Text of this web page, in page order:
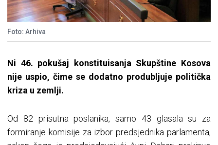
Foto: Arhiva
Ni 46. pokušaj konstituisanja Skupštine Kosova
nije uspio, čime se dodatno produbljuje politička
kriza u zemlji.
Od 82 prisutna poslanika, samo 43 glasala su za
formiranje komisije za izbor predsjednika parlamenta,